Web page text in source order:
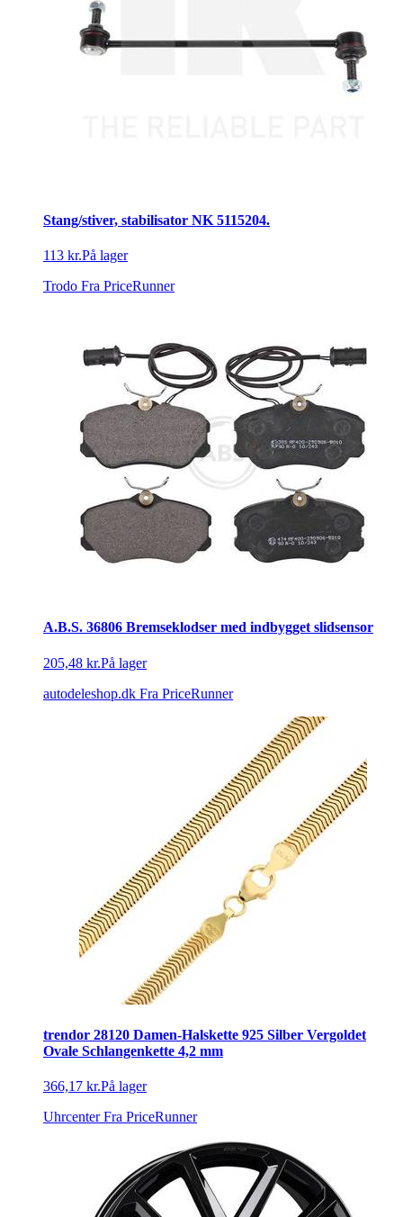
Stang/stiver, stabilisator NK 5115204.
113 kr.På lager
Trodo Fra PriceRunner
A.B.S. 36806 Bremseklodser med indbygget slidsensor
205,48 kr.På lager
autodeleshop.dk Fra PriceRunner
trendor 28120 Damen-Halskette 925 Silber Vergoldet
Ovale Schlangenkette 4,2 mm
366,17 kr.På lager
Uhrcenter Fra PriceRunner